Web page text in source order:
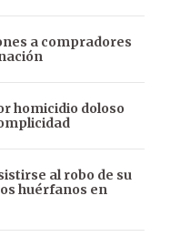
a compradores
homicidio doloso
al robo de su
huérfanos en